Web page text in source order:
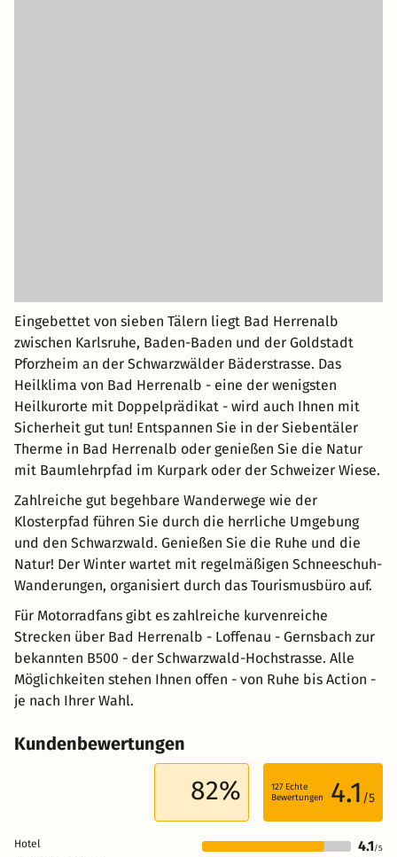
Eingebettet von sieben Tälern liegt Bad Herrenalb
zwischen Karlsruhe, Baden-Baden und der Goldstadt
Pforzheim an der Schwarzwälder Bäderstrasse. Das
Heilklima von Bad Herrenalb - eine der wenigsten
Heilkurorte mit Doppelprädikat - wird auch Ihnen mit
Sicherheit gut tun! Entspannen Sie in der Siebentäler
Therme in Bad Herrenalb oder genießen Sie die Natur
mit Baumlehrpfad im Kurpark oder der Schweizer Wiese.
Zahlreiche gut begehbare Wanderwege wie der
Klosterpfad führen Sie durch die herrliche Umgebung
und den Schwarzwald. Genießen Sie die Ruhe und die
Natur! Der Winter wartet mit regelmäßigen Schneeschuh-
Wanderungen, organisiert durch das Tourismusbüro auf.
Für Motorradfans gibt es zahlreiche kurvenreiche
Strecken über Bad Herrenalb - Loffenau - Gernsbach zur
bekannten B500 - der Schwarzwald-Hochstrasse. Alle
Möglichkeiten stehen Ihnen offen - von Ruhe bis Action -
je nach Ihrer Wahl.
Kundenbewertungen
82% 127 Echte
Bewertungen
4.1 /5
Hotel 4.1/5